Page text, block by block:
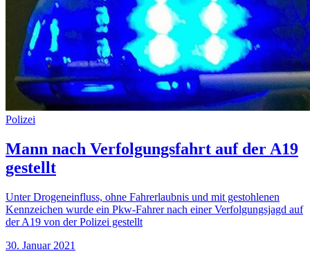
Polizei
Mann nach Verfolgungsfahrt auf der A19
gestellt
Unter Drogeneinfluss, ohne Fahrerlaubnis und mit gestohlenen
Kennzeichen wurde ein Pkw-Fahrer nach einer Verfolgungsjagd auf
der A19 von der Polizei gestellt
30. Januar 2021